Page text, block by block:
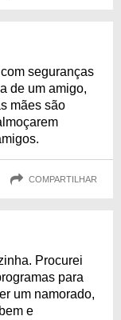
seguranças
de um amigo,
mães são
COMPARTILHAR
Procurei
para
um namorado,
e